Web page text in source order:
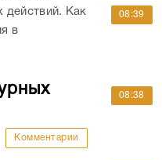
действий. Как
в
Комментарии
08:39
08:38